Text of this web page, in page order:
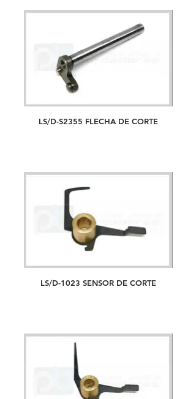
LS/D-S2355 FLECHA DE CORTE
LS/D-1023 SENSOR DE CORTE